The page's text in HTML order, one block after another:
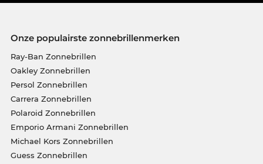
Onze populairste zonnebrillenmerken
Ray-Ban Zonnebrillen
Oakley Zonnebrillen
Persol Zonnebrillen
Carrera Zonnebrillen
Polaroid Zonnebrillen
Emporio Armani Zonnebrillen
Michael Kors Zonnebrillen
Guess Zonnebrillen